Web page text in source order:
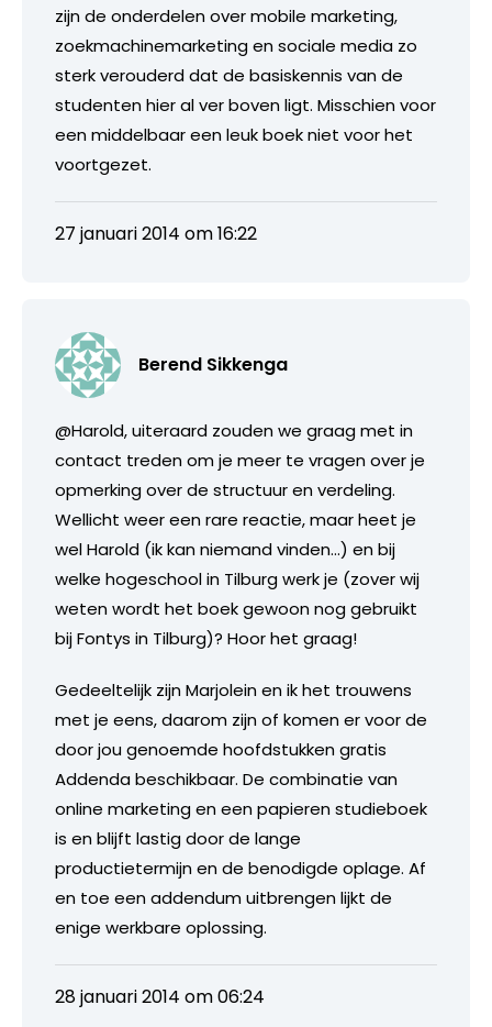
zijn de onderdelen over mobile marketing,
zoekmachinemarketing en sociale media zo
sterk verouderd dat de basiskennis van de
studenten hier al ver boven ligt. Misschien voor
een middelbaar een leuk boek niet voor het
voortgezet.
27 januari 2014 om 16:22
Berend Sikkenga
@Harold, uiteraard zouden we graag met in
contact treden om je meer te vragen over je
opmerking over de structuur en verdeling.
Wellicht weer een rare reactie, maar heet je
wel Harold (ik kan niemand vinden…) en bij
welke hogeschool in Tilburg werk je (zover wij
weten wordt het boek gewoon nog gebruikt
bij Fontys in Tilburg)? Hoor het graag!
Gedeeltelijk zijn Marjolein en ik het trouwens
met je eens, daarom zijn of komen er voor de
door jou genoemde hoofdstukken gratis
Addenda beschikbaar. De combinatie van
online marketing en een papieren studieboek
is en blijft lastig door de lange
productietermijn en de benodigde oplage. Af
en toe een addendum uitbrengen lijkt de
enige werkbare oplossing.
28 januari 2014 om 06:24